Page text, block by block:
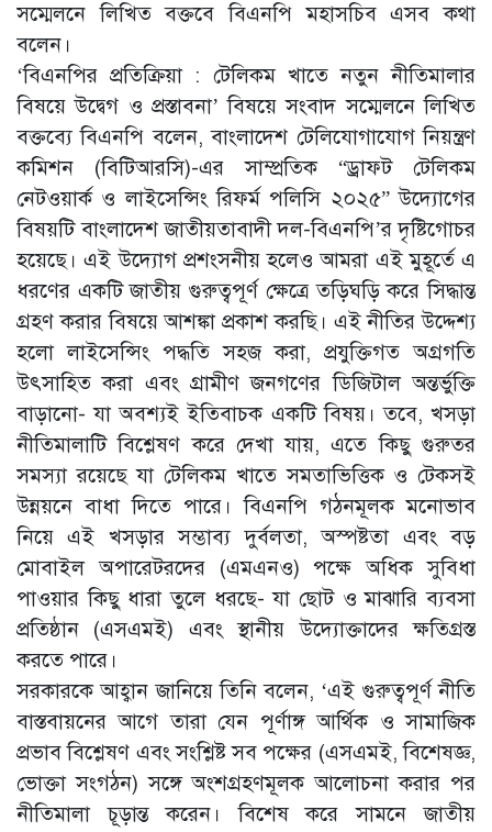
সম্মেলনে লিখিত বক্তবে বিএনপি মহাসচিব এসব কথা
বলেন।
‘বিএনপির প্রতিক্রিয়া : টেলিকম খাতে নতুন নীতিমালার
বিষয়ে উদ্বেগ ও প্রস্তাবনা’ বিষয়ে সংবাদ সম্মেলনে লিখিত
বক্তব্যে বিএনপি বলেন, বাংলাদেশ টেলিযোগাযোগ নিয়ন্ত্রণ
কমিশন (বিটিআরসি)-এর সাম্প্রতিক “ড্রাফট টেলিকম
নেটওয়ার্ক ও লাইসেন্সিং রিফর্ম পলিসি ২০২৫” উদ্যোগের
বিষয়টি বাংলাদেশ জাতীয়তাবাদী দল-বিএনপি’র দৃষ্টিগোচর
হয়েছে। এই উদ্যোগ প্রশংসনীয় হলেও আমরা এই মুহূর্তে এ
ধরণের একটি জাতীয় গুরুত্বপূর্ণ ক্ষেত্রে তড়িঘড়ি করে সিদ্ধান্ত
গ্রহণ করার বিষয়ে আশঙ্কা প্রকাশ করছি। এই নীতির উদ্দেশ্য
হলো লাইসেন্সিং পদ্ধতি সহজ করা, প্রযুক্তিগত অগ্রগতি
উৎসাহিত করা এবং গ্রামীণ জনগণের ডিজিটাল অন্তর্ভুক্তি
বাড়ানো- যা অবশ্যই ইতিবাচক একটি বিষয়। তবে, খসড়া
নীতিমালাটি বিশ্লেষণ করে দেখা যায়, এতে কিছু গুরুতর
সমস্যা রয়েছে যা টেলিকম খাতে সমতাভিত্তিক ও টেকসই
উন্নয়নে বাধা দিতে পারে। বিএনপি গঠনমূলক মনোভাব
নিয়ে এই খসড়ার সম্ভাব্য দুর্বলতা, অস্পষ্টতা এবং বড়
মোবাইল অপারেটরদের (এমএনও) পক্ষে অধিক সুবিধা
পাওয়ার কিছু ধারা তুলে ধরছে- যা ছোট ও মাঝারি ব্যবসা
প্রতিষ্ঠান (এসএমই) এবং স্থানীয় উদ্যোক্তাদের ক্ষতিগ্রস্ত
করতে পারে।
সরকারকে আহ্বান জানিয়ে তিনি বলেন, ‘এই গুরুত্বপূর্ণ নীতি
বাস্তবায়নের আগে তারা যেন পূর্ণাঙ্গ আর্থিক ও সামাজিক
প্রভাব বিশ্লেষণ এবং সংশ্লিষ্ট সব পক্ষের (এসএমই, বিশেষজ্ঞ,
ভোক্তা সংগঠন) সঙ্গে অংশগ্রহণমূলক আলোচনা করার পর
নীতিমালা চূড়ান্ত করেন। বিশেষ করে সামনে জাতীয়